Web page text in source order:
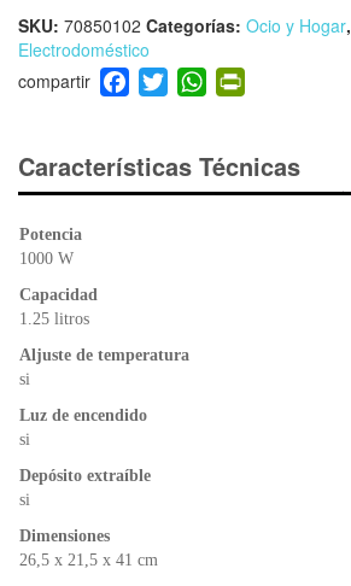
SKU: 70850102 Categorías: Ocio y Hogar,
Electrodoméstico
F
a
e
b
T
wi
er
W
h
s
A
ri
e
Características Técnicas
Potencia
1000 W
Capacidad
1.25 litros
Aljuste de temperatura
si
Luz de encendido
si
Depósito extraíble
si
Dimensiones
26,5 x 21,5 x 41 cm